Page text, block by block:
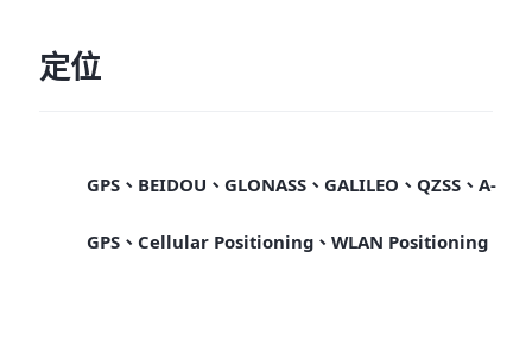
定位
GPS、BEIDOU、GLONASS、GALILEO、QZSS、A-
GPS、Cellular Positioning、WLAN Positioning